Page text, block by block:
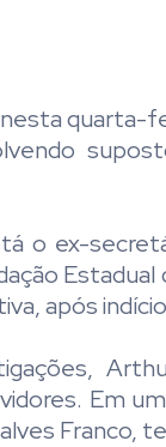
quarta-
o ex-
após
Em
Franco,